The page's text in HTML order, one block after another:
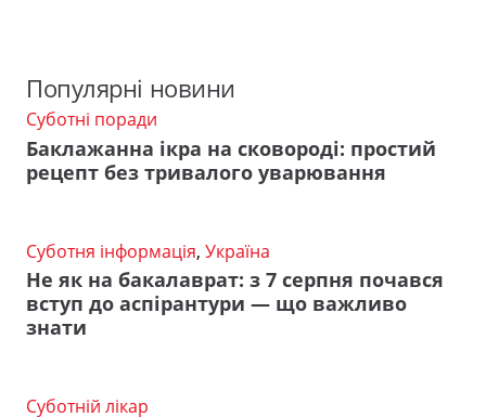
Популярні новини
Суботні поради
Баклажанна ікра на сковороді: простий
рецепт без тривалого уварювання
Суботня інформація, Україна
Не як на бакалаврат: з 7 серпня почався
вступ до аспірантури — що важливо
знати
Суботній лікар